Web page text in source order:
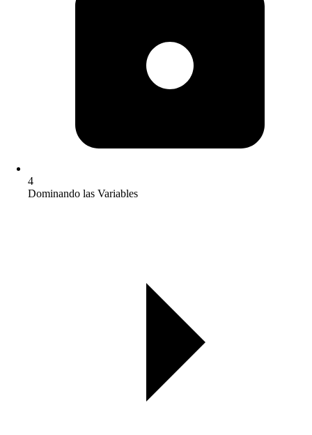
4
Dominando las Variables